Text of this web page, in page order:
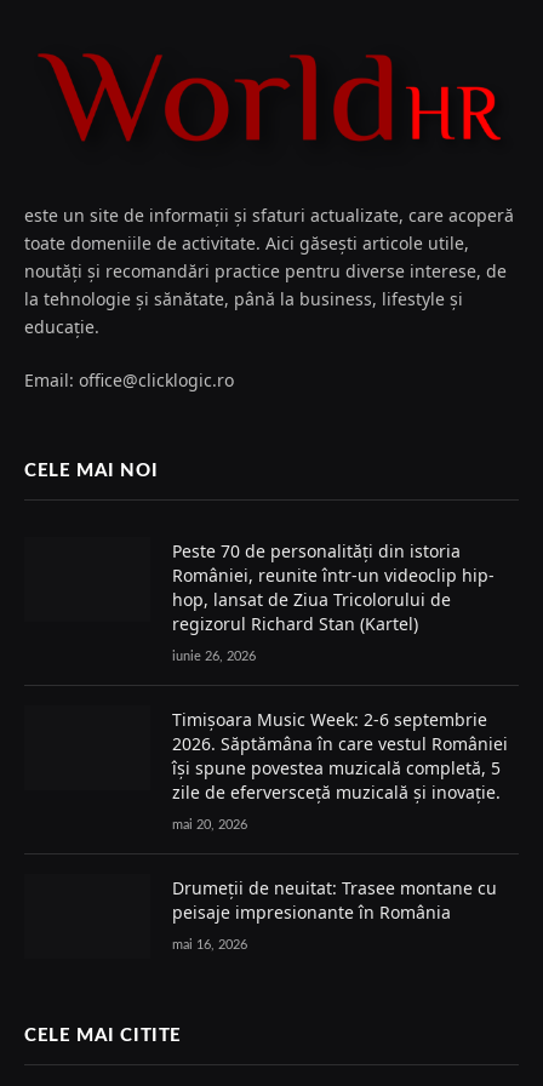
este un site de informații și sfaturi actualizate, care acoperă
toate domeniile de activitate. Aici găsești articole utile,
noutăți și recomandări practice pentru diverse interese, de
la tehnologie și sănătate, până la business, lifestyle și
educație.
Email: office@clicklogic.ro
CELE MAI NOI
Peste 70 de personalități din istoria
României, reunite într-un videoclip hip-
hop, lansat de Ziua Tricolorului de
regizorul Richard Stan (Kartel)
iunie 26, 2026
Timișoara Music Week: 2-6 septembrie
2026. Săptămâna în care vestul României
își spune povestea muzicală completă, 5
zile de eferversceță muzicală și inovație.
mai 20, 2026
Drumeții de neuitat: Trasee montane cu
peisaje impresionante în România
mai 16, 2026
CELE MAI CITITE